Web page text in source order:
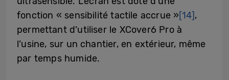
fonction « sensibilité tactile accrue »[14],
permettant d’utiliser le XCover6 Pro à
l’usine, sur un chantier, en extérieur, même
par temps humide.